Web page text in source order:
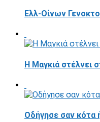
Ελλ-Οίνων
H Μαγκιά στέλνει
Οδήγησε σαν κότα